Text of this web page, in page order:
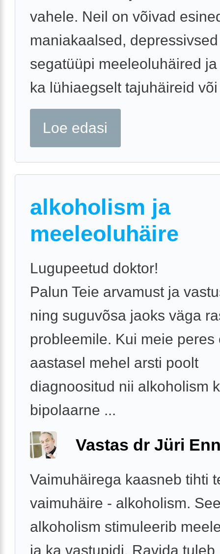
vahele. Neil on võivad
maniakaalsed,
segatüüpi meeleoluhäired
ka lühiaegselt tajuhäireid või
Loe edasi
alkoholism ja
meeleoluhäire
Lugupeetud doktor!
Palun Teie arvamust ja
ning suguvõsa jaoks väga
probleemile. Kui meie peres
aastasel mehel arsti poolt
diagnoositud nii alkoholism
bipolaarne ...
Vastas dr Jüri
Vaimuhäirega kaasneb tihti
vaimuhäire - alkoholism.
alkoholism stimuleerib
ja ka vastupidi. Ravida tuleb